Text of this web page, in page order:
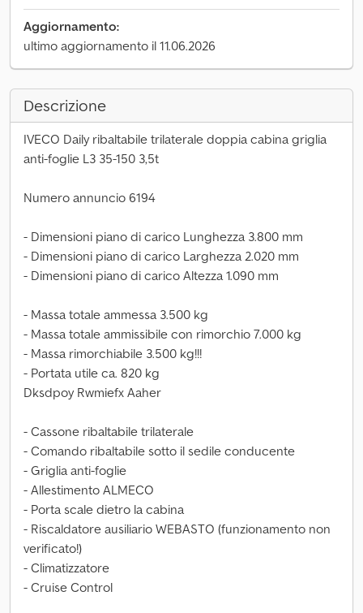
Aggiornamento:
ultimo aggiornamento il 11.06.2026
Descrizione
IVECO Daily ribaltabile trilaterale doppia cabina griglia
anti-foglie L3 35-150 3,5t
Numero annuncio 6194
- Dimensioni piano di carico Lunghezza 3.800 mm
- Dimensioni piano di carico Larghezza 2.020 mm
- Dimensioni piano di carico Altezza 1.090 mm
- Massa totale ammessa 3.500 kg
- Massa totale ammissibile con rimorchio 7.000 kg
- Massa rimorchiabile 3.500 kg!!!
- Portata utile ca. 820 kg
Dksdpoy Rwmiefx Aaher
- Cassone ribaltabile trilaterale
- Comando ribaltabile sotto il sedile conducente
- Griglia anti-foglie
- Allestimento ALMECO
- Porta scale dietro la cabina
- Riscaldatore ausiliario WEBASTO (funzionamento non
verificato!)
- Climatizzatore
- Cruise Control